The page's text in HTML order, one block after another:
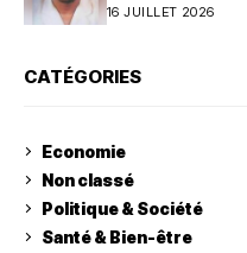
16 JUILLET 2026
CATÉGORIES
Economie
Non classé
Politique & Société
Santé & Bien-être